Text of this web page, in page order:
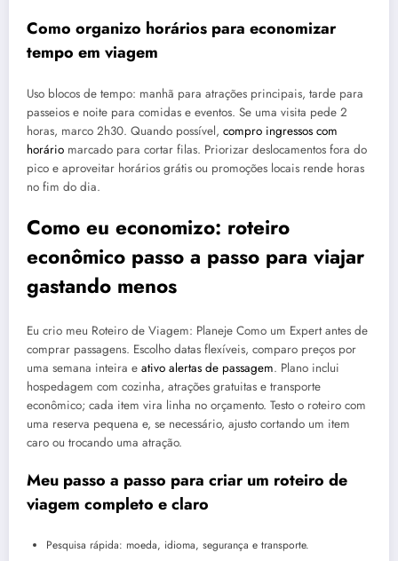
Como organizo horários para economizar
tempo em viagem
Uso blocos de tempo: manhã para atrações principais, tarde para
passeios e noite para comidas e eventos. Se uma visita pede 2
horas, marco 2h30. Quando possível, compro ingressos com
horário marcado para cortar filas. Priorizar deslocamentos fora do
pico e aproveitar horários grátis ou promoções locais rende horas
no fim do dia.
Como eu economizo: roteiro
econômico passo a passo para viajar
gastando menos
Eu crio meu Roteiro de Viagem: Planeje Como um Expert antes de
comprar passagens. Escolho datas flexíveis, comparo preços por
uma semana inteira e ativo alertas de passagem. Plano inclui
hospedagem com cozinha, atrações gratuitas e transporte
econômico; cada item vira linha no orçamento. Testo o roteiro com
uma reserva pequena e, se necessário, ajusto cortando um item
caro ou trocando uma atração.
Meu passo a passo para criar um roteiro de
viagem completo e claro
Pesquisa rápida: moeda, idioma, segurança e transporte.